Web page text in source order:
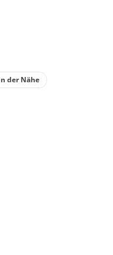
der Nähe